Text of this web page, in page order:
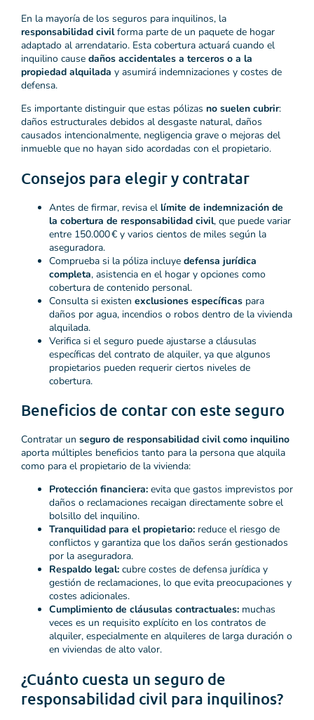
En la mayoría de los seguros para inquilinos, la
responsabilidad civilforma parte de un paquete de hogar
adaptado al arrendatario. Esta cobertura actuará cuando el
inquilino cause daños accidentales a terceros o a la
propiedad alquilada y asumirá indemnizaciones y costes de
defensa.
Es importante distinguir que estas pólizas no suelen cubrir:
daños estructurales debidos al desgaste natural, daños
causados intencionalmente, negligencia grave o mejoras del
inmueble que no hayan sido acordadas con el propietario.
Consejos para elegir y contratar
Antes de firmar, revisa el límite de indemnización de
la cobertura de responsabilidad civil, que puede variar
entre 150.000 € y varios cientos de miles según la
aseguradora.
Comprueba si la póliza incluye defensa jurídica
completa, asistencia en el hogar y opciones como
cobertura de contenido personal.
Consulta si existen exclusiones específicas para
daños por agua, incendios o robos dentro de la vivienda
alquilada.
Verifica si el seguro puede ajustarse a cláusulas
específicas del contrato de alquiler, ya que algunos
propietarios pueden requerir ciertos niveles de
cobertura.
Beneficios de contar con este seguro
Contratar un seguro de responsabilidad civil como inquilino
aporta múltiples beneficios tanto para la persona que alquila
como para el propietario de la vivienda:
Protección financiera: evita que gastos imprevistos por
daños o reclamaciones recaigan directamente sobre el
bolsillo del inquilino.
Tranquilidad para el propietario: reduce el riesgo de
conflictos y garantiza que los daños serán gestionados
por la aseguradora.
Respaldo legal: cubre costes de defensa jurídica y
gestión de reclamaciones, lo que evita preocupaciones y
costes adicionales.
Cumplimiento de cláusulas contractuales: muchas
veces es un requisito explícito en los contratos de
alquiler, especialmente en alquileres de larga duración o
en viviendas de alto valor.
¿Cuánto cuesta un seguro de
responsabilidad civil para inquilinos?